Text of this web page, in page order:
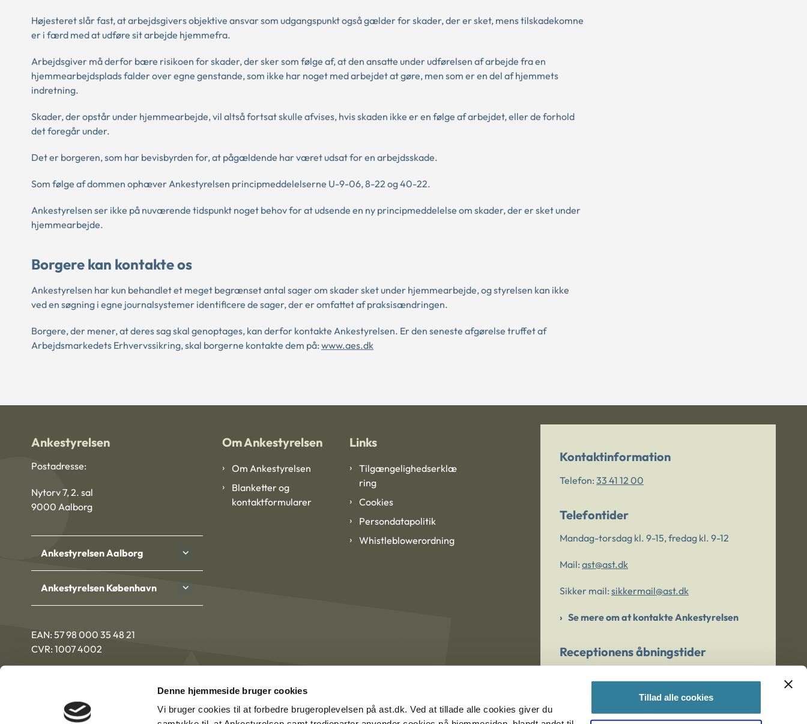
Denne hjemmeside bruger cookies
Vi bruger cookies til at forbedre brugeroplevelsen på ast.dk. Ved at tillade alle cookies giver du
Tillad alle cookies
Højesteret slår fast, at arbejdsgivers objektive ansvar som udgangspunkt også gælder for skader, der er sket, mens tilskadekomne
er i færd med at udføre sit arbejde hjemmefra.
Arbejdsgiver må derfor bære risikoen for skader, der sker som følge af, at den ansatte under udførelsen af arbejde fra en
hjemmearbejdsplads falder over egne genstande, som ikke har noget med arbejdet at gøre, men som er en del af hjemmets
indretning.
Skader, der opstår under hjemmearbejde, vil altså fortsat skulle afvises, hvis skaden ikke er en følge af arbejdet, eller de forhold
det foregår under.
Det er borgeren, som har bevisbyrden for, at pågældende har været udsat for en arbejdsskade.
Som følge af dommen ophæver Ankestyrelsen principmeddelelserne U-9-06, 8-22 og 40-22.
Ankestyrelsen ser ikke på nuværende tidspunkt noget behov for at udsende en ny principmeddelelse om skader, der er sket under
hjemmearbejde.
Borgere kan kontakte os
Ankestyrelsen har kun behandlet et meget begrænset antal sager om skader sket under hjemmearbejde, og styrelsen kan ikke
ved en søgning i egne journalsystemer identificere de sager, der er omfattet af praksisændringen.
Borgere, der mener, at deres sag skal genoptages, kan derfor kontakte Ankestyrelsen. Er den seneste afgørelse truffet af
Arbejdsmarkedets Erhvervssikring, skal borgerne kontakte dem på: www.aes.dk
Ankestyrelsen
Postadresse:
Nytorv 7, 2. sal
9000 Aalborg
Ankestyrelsen Aalborg
Ankestyrelsen København
EAN: 57 98 000 35 48 21
CVR: 1007 4002
Om Ankestyrelsen
Om Ankestyrelsen
Blanketter og
kontaktformularer
Links
Tilgængelighedserklæ
ring
Cookies
Persondatapolitik
Whistleblowerordning
Kontaktinformation
Telefon: 33 41 12 00
Telefontider
Mandag-torsdag kl. 9-15, fredag kl. 9-12
Mail: ast@ast.dk
Sikker mail: sikkermail@ast.dk
Se mere om at kontakte Ankestyrelsen
Receptionens åbningstider
Er du bekymret for et barn/en ung?